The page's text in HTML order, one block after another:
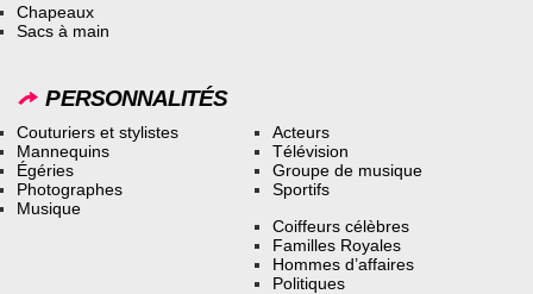
Chapeaux
Sacs à main
PERSONNALITÉS
Couturiers et stylistes
Mannequins
Égéries
Photographes
Musique
Acteurs
Télévision
Groupe de musique
Sportifs
Coiffeurs célèbres
Familles Royales
Hommes d’affaires
Politiques